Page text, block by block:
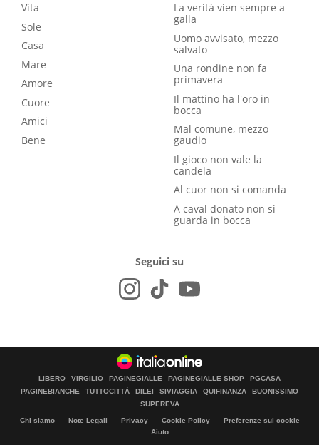
Vita
Sole
Casa
Mare
Amore
Cuore
Amici
Bene
La verità vien sempre a
galla
Uomo avvisato, mezzo
salvato
Una rondine non fa
primavera
Il mattino ha l'oro in
bocca
Mal comune, mezzo
gaudio
Il gioco non vale la
candela
Al cuor non si comanda
A caval donato non si
guarda in bocca
Seguici su
LIBERO VIRGILIO PAGINEGIALLE PAGINEGIALLE SHOP
PGCASA
PAGINEBIANCHE
TUTTOCITTÀ DILEI SIVIAGGIA QUIFINANZA
BUONISSIMO
SUPEREVA
Chi siamo Note Legali Privacy Cookie Policy
Preferenze sui cookie
Aiuto